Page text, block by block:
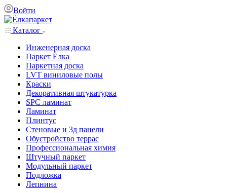
Войти
Каталог
Инженерная доска
Паркет Ёлка
Паркетная доска
LVT виниловые полы
Краски
Декоративная штукатурка
SPC ламинат
Ламинат
Плинтус
Стеновые и 3д панели
Обустройство террас
Профессиональная химия
Штучный паркет
Модульный паркет
Подложка
Лепнина